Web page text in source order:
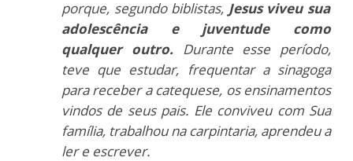
porque, segundo biblistas, Jesus viveu sua
adolescência e juventude como
qualquer outro. Durante esse período,
teve que estudar, frequentar a sinagoga
para receber a catequese, os ensinamentos
vindos de seus pais. Ele conviveu com Sua
família, trabalhou na carpintaria, aprendeu a
ler e escrever.